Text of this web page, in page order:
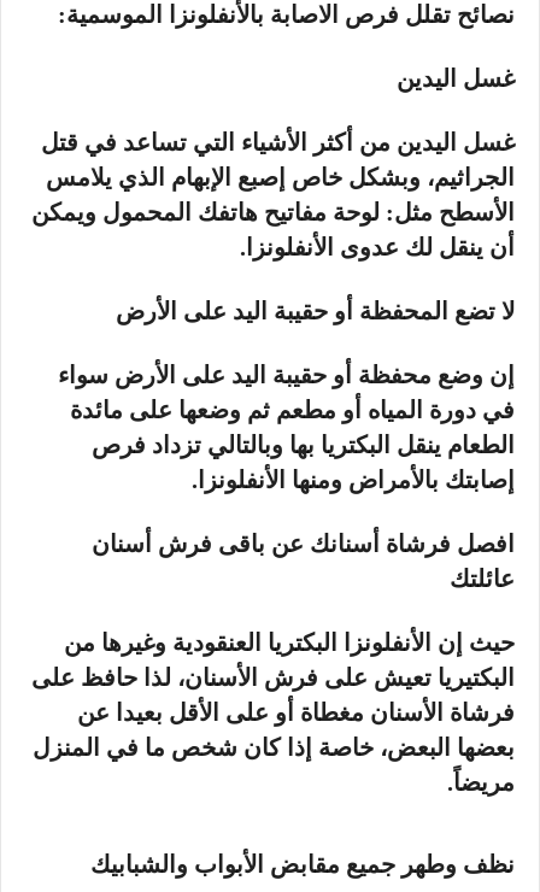
نصائح تقلل فرص الاصابة بالأنفلونزا الموسمية:
غسل اليدين
غسل اليدين من أكثر الأشياء التي تساعد في قتل
الجراثيم، وبشكل خاص إصبع الإبهام الذي يلامس
الأسطح مثل: لوحة مفاتيح هاتفك المحمول ويمكن
أن ينقل لك عدوى الأنفلونزا.
لا تضع المحفظة أو حقيبة اليد على الأرض
إن وضع محفظة أو حقيبة اليد على الأرض سواء
في دورة المياه أو مطعم ثم وضعها على مائدة
الطعام ينقل البكتريا بها وبالتالي تزداد فرص
إصابتك بالأمراض ومنها الأنفلونزا.
افصل فرشاة أسنانك عن باقى فرش أسنان
عائلتك
حيث إن الأنفلونزا البكتريا العنقودية وغيرها من
البكتيريا تعيش على فرش الأسنان، لذا حافظ على
فرشاة الأسنان مغطاة أو على الأقل بعيدا عن
بعضها البعض، خاصة إذا كان شخص ما في المنزل
مريضاً.
نظف وطهر جميع مقابض الأبواب والشبابيك